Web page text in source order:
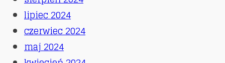
lipiec 2024
czerwiec 2024
maj 2024